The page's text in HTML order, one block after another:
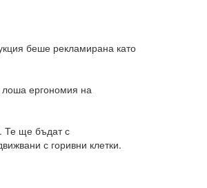
беше рекламирана като
лоша ергономия на
Те ще бъдат с
с горивни клетки.